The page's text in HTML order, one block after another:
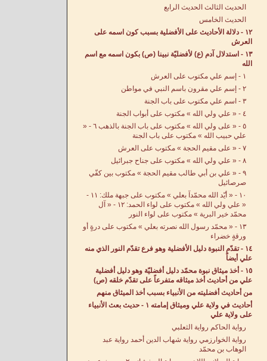
الحديث الثالث الحديث الرابع
الحديث الخامس
١٢ - دلالة الأحاديث على الأفضلية بسبب كون اسمه على
العرش
١٣ - استدلال آدم (ع) لأفضليّة نبينا (ص) بكون اسمه مع اسم
الله
١ - إسم علي مكتوب على العرش
٢ - إسم علي مقرون باسم النبي في مواطن
٣ - اسم علي مكتوب على باب الجنة
٤ - « علي ولي الله » مكتوب على أبواب الجنة
٥ - « على ولي الله » مكتوب على باب الجنة بالذهب ٦ - «
علي حبيب الله » مكتوب على باب الجنة
٧ - « على مقيم الحجة » مكتوب على العرش
٨ - « علي ولي الله » مكتوب على جناح جبرائيل
٩ - « علي بن أبي طالب مقيم الحجة » مكتوب بين كفّي
صرصائيل
١٠ - « أيّد الله محمّداً بعلي » مكتوب على جبهة ملك: ١١ -
« علي ولي الله » مكتوب على لواء الحمد: ١٢ - « آل
محمّد خير البرية » مكتوب على لواء النور
١٣ - « محمّد رسول الله نصرته بعلي » مكتوب على درةٍ أو
ورقةٍ خضراء
١٤ - تقدّم النبوة دليل الأفضلية وهو فرع تقدّم النور الذي منه
علي أيضاً
١٥ - أخذ ميثاق نبوة محمّد دليل أفضليّة وهو دليل أفضلية
علي من أحاديث أخذ ميثاقه متفرعاً على تقدّم خلقه (ص)
من أحاديث أفضليته من الأنبياء بسبب أخذ الميثاق منهم
أحاديث في ولاية علي وميثاق إمامته ١ - حديث بعث الأنبياء
على ولاية علي
رواية الحاكم رواية الثعلبي
رواية الخوارزمي رواية شهاب الدين أحمد رواية عبد
الوهاب بن محمّد